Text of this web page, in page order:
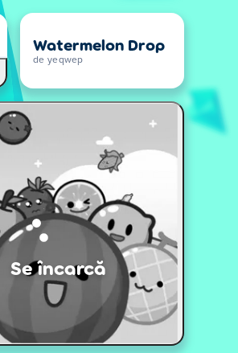
Watermelon Drop
de yeqwep
Se încarcă